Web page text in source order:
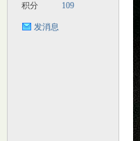
积分 109
发消息